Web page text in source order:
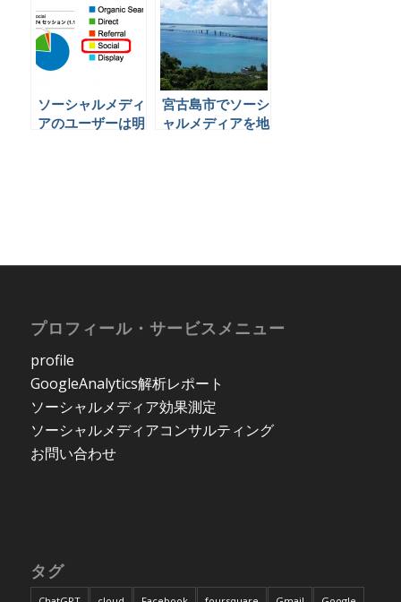
理由とは
ソーシャルメディ
アのユーザーは明
宮古島市でソーシ
ャルメディアを地
プロフィール・サービスメニュー
profile
GoogleAnalytics解析レポート
ソーシャルメディア効果測定
ソーシャルメディアコンサルティング
お問い合わせ
タグ